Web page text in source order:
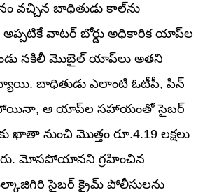
వచ్చిన బాధితుడు కాల్‌ను
వాటర్ బోర్డు అధికారిక యాప్‌ల
నకిలీ మొబైల్ యాప్‌లు అతని
బాధితుడు ఎలాంటి ఓటీపీ, పిన్
ఆ యాప్‌ల సహాయంతో సైబర్
ఖాతా నుంచి మొత్తం రూ.4.19 లక్షలు
మోసపోయానని గ్రహించిన
సైబర్ క్రైమ్ పోలీసులను